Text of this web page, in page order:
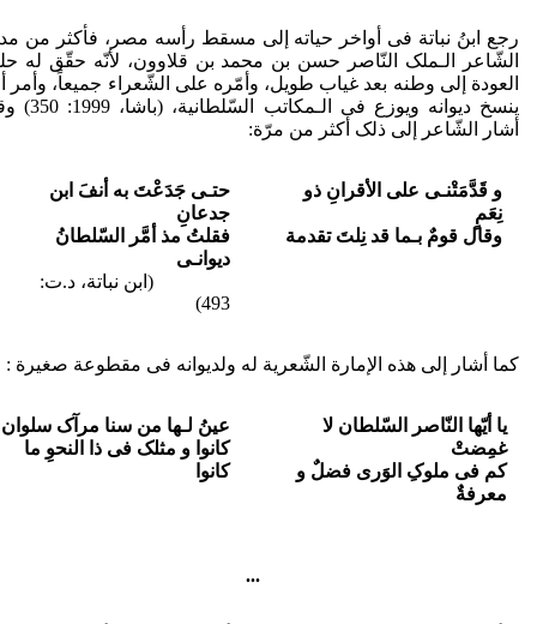
رجع ابنُ نباتة فی أواخر حیاته إلی مسقط رأسه مصر، فأکثر من
الشّاعر الـملک النّاصر حسن بن محمد بن قلاوون، لأنّه حقّق له
العودة إلی وطنه بعد غیاب طویل، وأمّره علی الشّعراء جمیعاً، وأمر
ینسخ دیوانه ویوزع فی الـمکاتب
أشار الشّاعر إلی ذلک أکثر من مرّة:
و قَدَّمَتْنـی على الأقرانِ ذو
نِعَمٍ
وقال قومٌ بـما قد نِلتَ تقدمة
حتـى جَدَعْتَ به أنفَ ابن
جدعانِ
فقلتُ مذ أمَّر السّلطانُ
دیوانـی
(ابن نباتة، د.ت:
493)
کما أشار إلی هذه الإمارة الشّعریة له ولدیوانه فی مقطوعة صغیرة :
یا أیّها النّاصر السّلطان لا
غمِضتْ
کم فی ملوکِ الوَرى فضلٌ و
معرفةٌ
عینُ لـها من سنا مرآک سلوان
کانوا و مثلک فی ذا النحوِ ما
کانوا
...